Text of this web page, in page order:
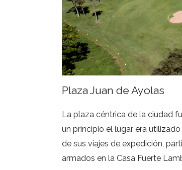
Plaza Juan de Ayolas
La plaza céntrica de la ciudad
un principio el lugar era
de sus viajes de expedición,
armados en la Casa Fuerte